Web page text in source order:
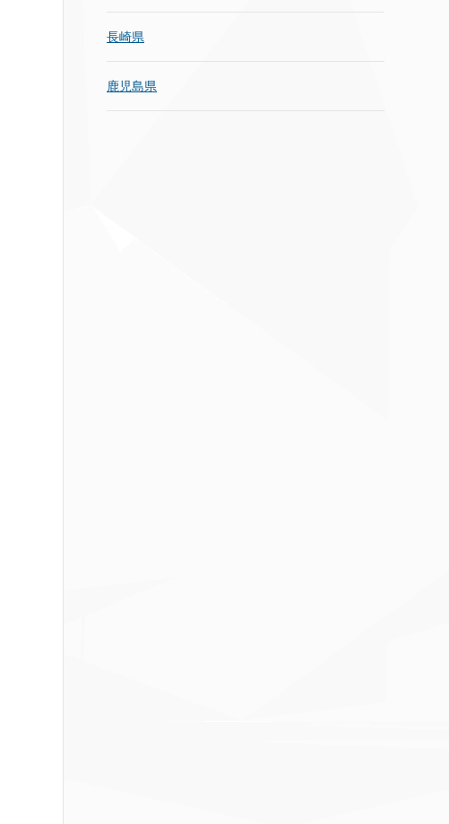
長崎県
鹿児島県